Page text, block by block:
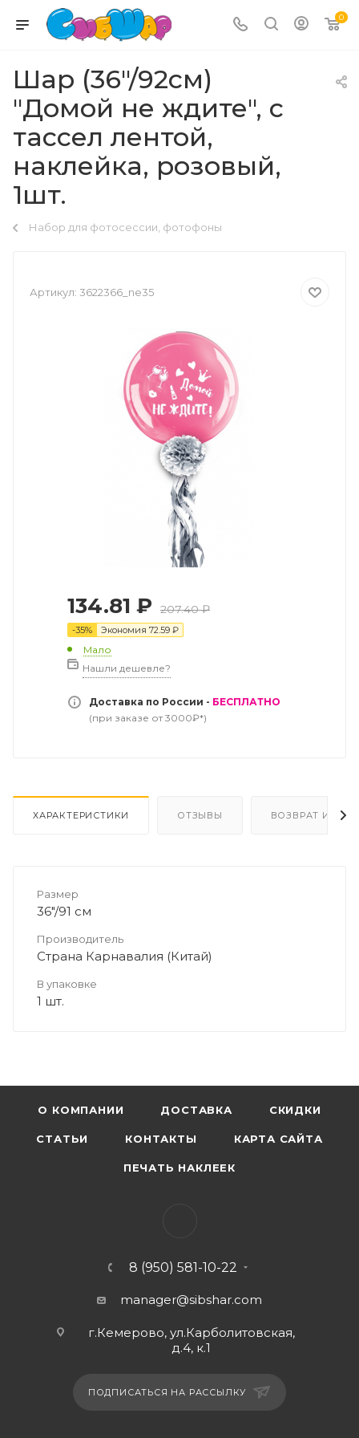
0
Шар (36"/92см)
"Домой не ждите", с
тассел лентой,
наклейка, розовый,
1шт.
Набор для фотосессии, фотофоны
Артикул: 3622366_ne35
134.81 ₽ 207.40₽
-35% Экономия 72.59 ₽
Мало
Нашли дешевле?
Доставка по России - БЕСПЛАТНО
(при заказе от 3000₽*)
ХАРАКТЕРИСТИКИ ОТЗЫВЫ ВОЗВРАТ И
Размер
36"/91 см
Производитель
Страна Карнавалия (Китай)
В упаковке
1 шт.
О КОМПАНИИ ДОСТАВКА СКИДКИ
СТАТЬИ КОНТАКТЫ КАРТА САЙТА
ПЕЧАТЬ НАКЛЕЕК
8 (950) 581-10-22
manager@sibshar.com
г.Кемерово, ул.Карболитовская,
д.4, к.1
ПОДПИСАТЬСЯ НА РАССЫЛКУ